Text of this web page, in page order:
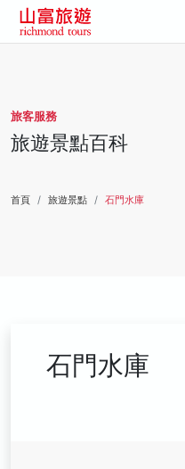
旅客服務
旅遊景點百科
首頁 旅遊景點 石門水庫
石門水庫